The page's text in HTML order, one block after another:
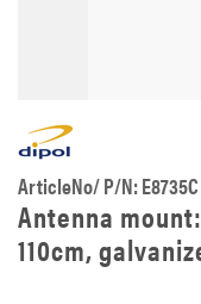
ArticleNo/ P/N: E8735C
Antenna
110cm,